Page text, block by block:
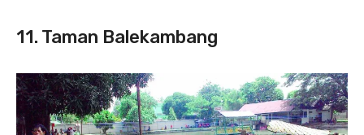
11. Taman Balekambang